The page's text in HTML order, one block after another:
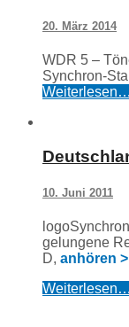
20. März 2014
WDR 5 –
Synchron-
Weiterlesen…
10. Juni 2011
gelungene
D, anhören >
Weiterlesen…